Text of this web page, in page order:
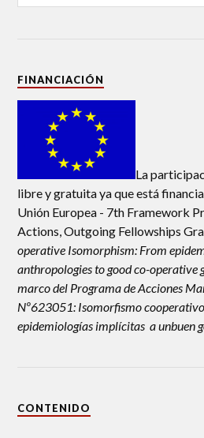
FINANCIACIÓN
La
libre y gratuita ya que está
Unión Europea - 7th Framework
Actions, Outgoing Fellowships
operative Isomorphism: From
anthropologies to good co-operative
marco del Programa de Acciones
Nº623051: Isomorfismo
epidemiologías implícitas a unbuen
CONTENIDO